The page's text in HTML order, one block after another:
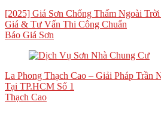
[2025] Giá Sơn Chống Thấm Ngoài
Giá & Tư Vấn Thi Công Chuẩn
Báo Giá Sơn
La Phong Thạch Cao – Giải Pháp Trần
Tại TP.HCM Số 1
Thạch Cao